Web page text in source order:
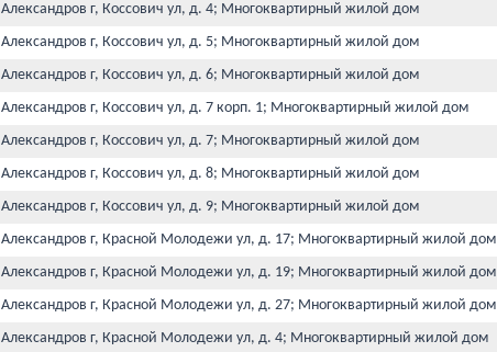
Александров г, Коссович ул, д. 4; Многоквартирный жилой дом
Александров г, Коссович ул, д. 5; Многоквартирный жилой дом
Александров г, Коссович ул, д. 6; Многоквартирный жилой дом
Александров г, Коссович ул, д. 7 корп. 1; Многоквартирный жилой дом
Александров г, Коссович ул, д. 7; Многоквартирный жилой дом
Александров г, Коссович ул, д. 8; Многоквартирный жилой дом
Александров г, Коссович ул, д. 9; Многоквартирный жилой дом
Александров г, Красной Молодежи ул, д. 17; Многоквартирный жилой дом
Александров г, Красной Молодежи ул, д. 19; Многоквартирный жилой дом
Александров г, Красной Молодежи ул, д. 27; Многоквартирный жилой дом
Александров г, Красной Молодежи ул, д. 4; Многоквартирный жилой дом